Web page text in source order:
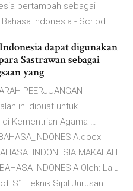
bertambah sebagai
Indonesia - Scribd
dapat digunakan
Sastrawan sebagai
yang
PEERJUANGAN
ini dibuat untuk
Kementrian Agama …
INDONESIA MAKALAH
INDONESIA Oleh: Lalu
S1 Teknik Sipil Jurusan